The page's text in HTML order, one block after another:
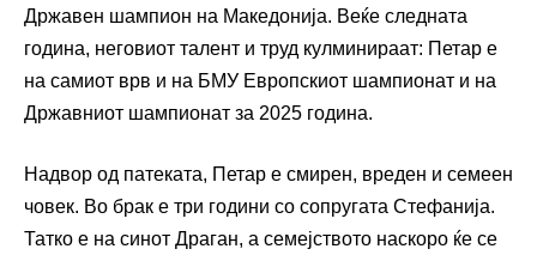
Државен шампион на Македонија. Веќе следната
година, неговиот талент и труд кулминираат: Петар е
на самиот врв и на БМУ Европскиот шампионат и на
Државниот шампионат за 2025 година.
Надвор од патеката, Петар е смирен, вреден и семеен
човек. Во брак е три години со сопругата Стефанија.
Татко е на синот Драган, а семејството наскоро ќе се